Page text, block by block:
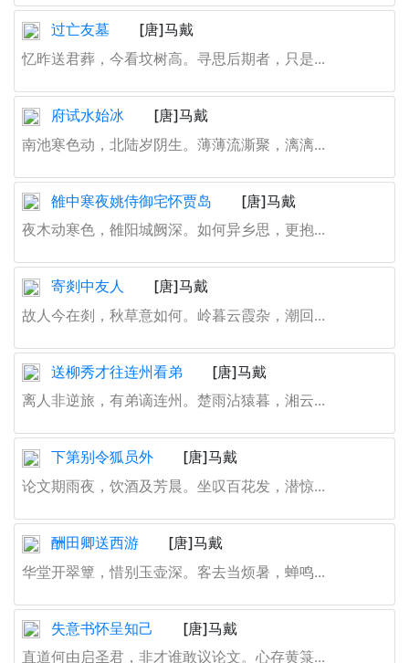
过亡友墓
[唐]马戴
忆昨送君葬，今看坟树高。寻思后期者，只是...
府试水始冰
[唐]马戴
南池寒色动，北陆岁阴生。薄薄流澌聚，漓漓...
雒中寒夜姚侍御宅怀贾岛
[唐]马戴
夜木动寒色，雒阳城阙深。如何异乡思，更抱...
寄剡中友人
[唐]马戴
故人今在剡，秋草意如何。岭暮云霞杂，潮回...
送柳秀才往连州看弟
[唐]马戴
离人非逆旅，有弟谪连州。楚雨沾猿暮，湘云...
下第别令狐员外
[唐]马戴
论文期雨夜，饮酒及芳晨。坐叹百花发，潜惊...
酬田卿送西游
[唐]马戴
华堂开翠簟，惜别玉壶深。客去当烦暑，蝉鸣...
失意书怀呈知己
[唐]马戴
直道何由启圣君，非才谁敢议论文。心存黄箓...